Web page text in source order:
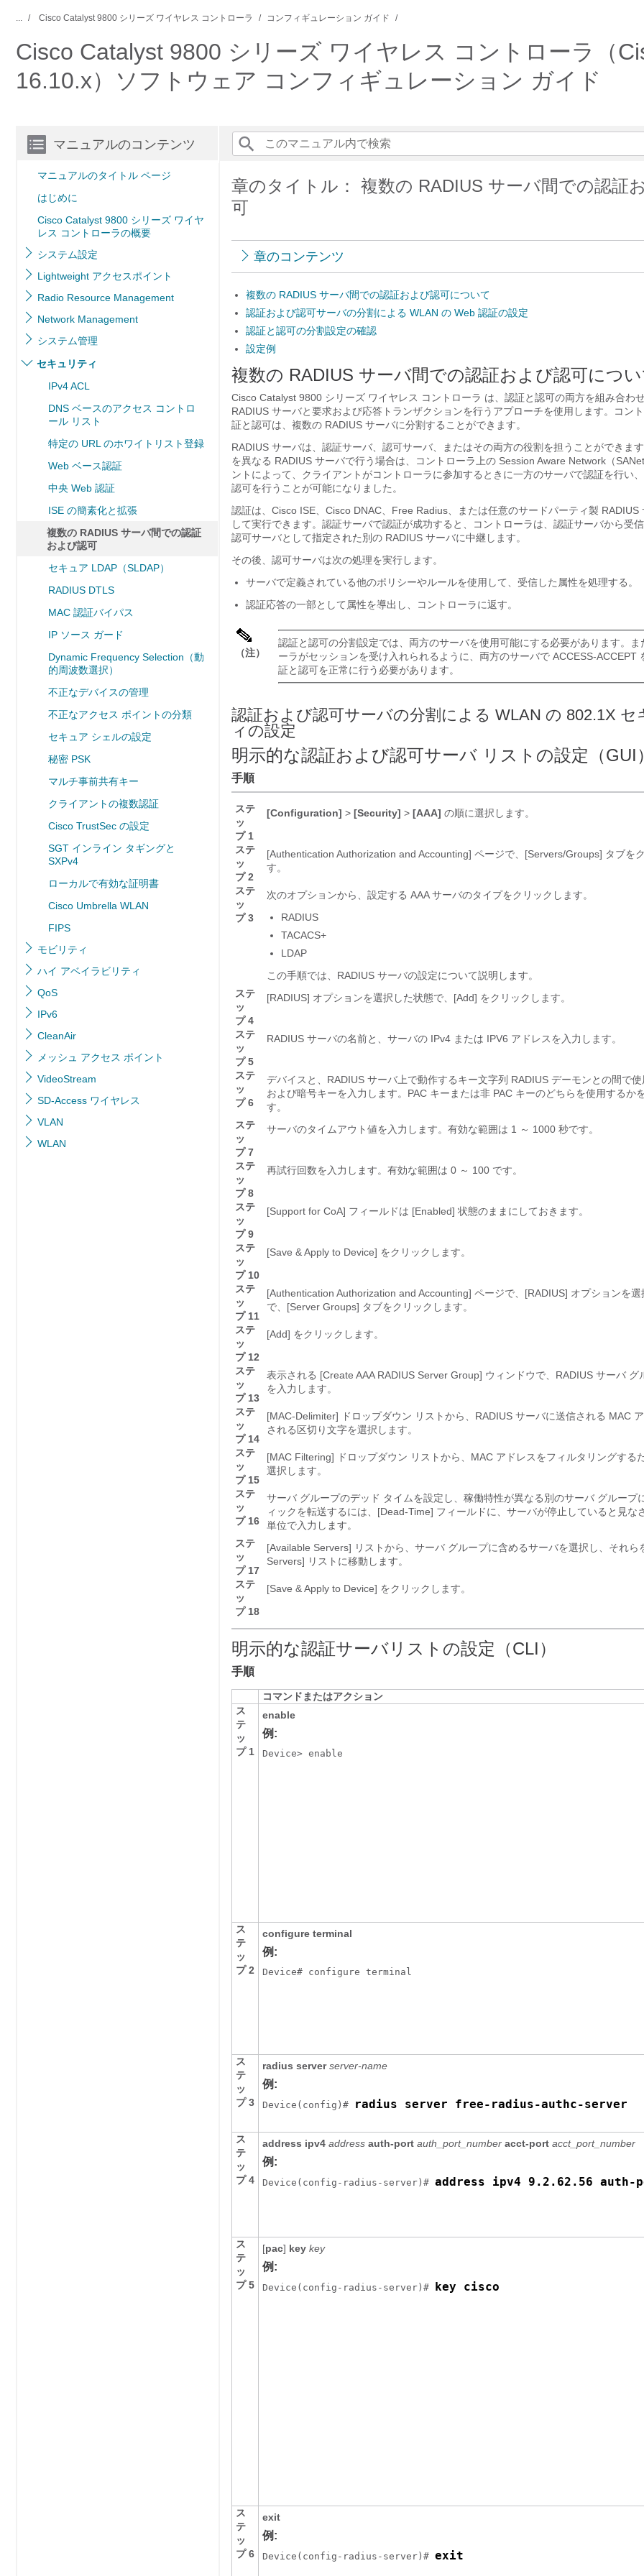
... Cisco Catalyst 9800 シリーズ ワイヤレス コントローラ コンフィギュレーション ガイド
Cisco Catalyst 9800 シリーズ ワイヤレス コントローラ（
16.10.x）ソフトウェア コンフィギュレーション ガイド
マニュアルのコンテンツ
マニュアルのタイトル ページ
はじめに
Cisco Catalyst 9800 シリーズ ワイヤ
レス コントローラの概要
システム設定
Lightweight アクセスポイント
Radio Resource Management
Network Management
システム管理
セキュリティ
IPv4 ACL
DNS ベースのアクセス コントロ
ール リスト
特定の URL のホワイトリスト登録
Web ベース認証
中央 Web 認証
ISE の簡素化と拡張
複数の RADIUS サーバ間での認証
および認可
セキュア LDAP（SLDAP）
RADIUS DTLS
MAC 認証バイパス
IP ソース ガード
Dynamic Frequency Selection（動
的周波数選択）
不正なデバイスの管理
不正なアクセス ポイントの分類
セキュア シェルの設定
秘密 PSK
マルチ事前共有キー
クライアントの複数認証
Cisco TrustSec の設定
SGT インライン タギングと
SXPv4
ローカルで有効な証明書
Cisco Umbrella WLAN
FIPS
モビリティ
ハイ アベイラビリティ
QoS
IPv6
CleanAir
メッシュ アクセス ポイント
VideoStream
SD-Access ワイヤレス
VLAN
WLAN
章のタイトル： 複数の RADIUS サーバ間での認証
可
章のコンテンツ
複数の RADIUS サーバ間での認証および認可について
認証および認可サーバの分割による WLAN の Web 認証の設定
認証と認可の分割設定の確認
設定例
複数の RADIUS サーバ間での認証および認可につい
Cisco Catalyst 9800 シリーズ ワイヤレス コントローラ は、認証と認可の両方を組み合わ
RADIUS サーバと要求および応答トランザクションを行うアプローチを使用します。コン
証と認可は、複数の RADIUS サーバに分割することができます。
RADIUS サーバは、認証サーバ、認可サーバ、またはその両方の役割を担うことができま
を異なる RADIUS サーバで行う場合は、コントローラ上の Session Aware Network（
ントによって、クライアントがコントローラに参加するときに一方のサーバで認証を行い
認可を行うことが可能になりました。
認証は、Cisco ISE、Cisco DNAC、Free Radius、または任意のサードパーティ製 RADIUS
して実行できます。認証サーバで認証が成功すると、コントローラは、認証サーバから受信
認可サーバとして指定された別の RADIUS サーバに中継します。
その後、認可サーバは次の処理を実行します。
サーバで定義されている他のポリシーやルールを使用して、受信した属性を処理する。
認証応答の一部として属性を導出し、コントローラに返す。
（注）
認証と認可の分割設定では、両方のサーバを使用可能にする必要があります。ま
ーラがセッションを受け入れられるように、両方のサーバで ACCESS-ACCEPT
証と認可を正常に行う必要があります。
認証および認可サーバの分割による WLAN の 802.1X セ
ィの設定
明示的な認証および認可サーバ リストの設定（GUI）
手順
ステ
ッ
プ 1
[Configuration] > [Security] > [AAA] の順に選択します。
ステ
ッ
プ 2
[Authentication Authorization and Accounting] ページで、[Servers/Groups] タブを
す。
ステ
ッ
プ 3
次のオプションから、設定する AAA サーバのタイプをクリックします。
RADIUS
TACACS+
LDAP
この手順では、RADIUS サーバの設定について説明します。
ステ
ッ
プ 4
[RADIUS] オプションを選択した状態で、[Add] をクリックします。
ステ
ッ
プ 5
RADIUS サーバの名前と、サーバの IPv4 または IPV6 アドレスを入力します。
ステ
ッ
プ 6
デバイスと、RADIUS サーバ上で動作するキー文字列 RADIUS デーモンとの間で
および暗号キーを入力します。PAC キーまたは非 PAC キーのどちらを使用するか
す。
ステ
ッ
プ 7
サーバのタイムアウト値を入力します。有効な範囲は 1 ～ 1000 秒です。
ステ
ッ
プ 8
再試行回数を入力します。有効な範囲は 0 ～ 100 です。
ステ
ッ
プ 9
[Support for CoA] フィールドは [Enabled] 状態のままにしておきます。
ステ
ッ
プ 10
[Save & Apply to Device] をクリックします。
ステ
ッ
プ 11
[Authentication Authorization and Accounting] ページで、[RADIUS] オプションを選
で、[Server Groups] タブをクリックします。
ステ
ッ
プ 12
[Add] をクリックします。
ステ
ッ
プ 13
表示される [Create AAA RADIUS Server Group] ウィンドウで、RADIUS サーバ グ
を入力します。
ステ
ッ
プ 14
[MAC-Delimiter] ドロップダウン リストから、RADIUS サーバに送信される MAC
される区切り文字を選択します。
ステ
ッ
プ 15
[MAC Filtering] ドロップダウン リストから、MAC アドレスをフィルタリングする
選択します。
ステ
ッ
プ 16
サーバ グループのデッド タイムを設定し、稼働特性が異なる別のサーバ グループ
ィックを転送するには、[Dead-Time] フィールドに、サーバが停止していると見な
単位で入力します。
ステ
ッ
プ 17
[Available Servers] リストから、サーバ グループに含めるサーバを選択し、それら
Servers] リストに移動します。
ステ
ッ
プ 18
[Save & Apply to Device] をクリックします。
明示的な認証サーバリストの設定（CLI）
手順
コマンドまたはアクション
ス
テ
ッ
プ 1
enable
例:
Device> enable
ス
テ
ッ
プ 2
configure terminal
例:
Device# configure terminal
ス
テ
ッ
プ 3
radius serverserver-name
例:
Device (config)# radius server free-radius-authc-server
ス
テ
ッ
プ 4
address ipv4 address auth-port auth_port_number acct-port acct_port_number
例:
Device (config-radius-server)# address ipv4 9.2.62.56 auth-
ス
テ
ッ
プ 5
[pac] key key
例:
Device (config-radius-server)# key cisco
ス
テ
ッ
プ 6
exit
例:
Device (config-radius-server)# exit